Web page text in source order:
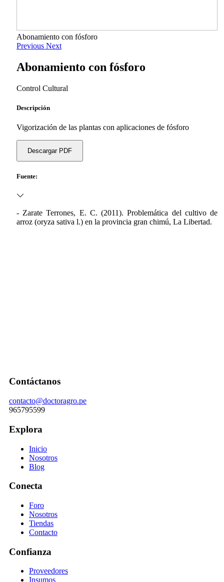
Abonamiento con fósforo
Previous Next
Abonamiento con fósforo
Control Cultural
Descripción
Vigorización de las plantas con aplicaciones de fósforo
Descargar PDF
Fuente:
- Zarate Terrones, E. C. (2011). Problemática del cultivo de
arroz (oryza sativa l.) en la provincia gran chimú, La Libertad.
Contáctanos
contacto@doctoragro.pe
965795599
Explora
Inicio
Nosotros
Blog
Conecta
Foro
Nosotros
Tiendas
Contacto
Confianza
Proveedores
Insumos